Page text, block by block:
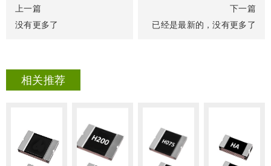
上一篇
没有更多了
下一篇
已经是最新的，没有更多了
相关推荐